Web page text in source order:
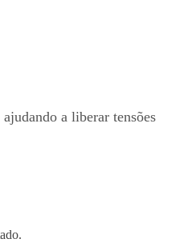
a liberar tensões